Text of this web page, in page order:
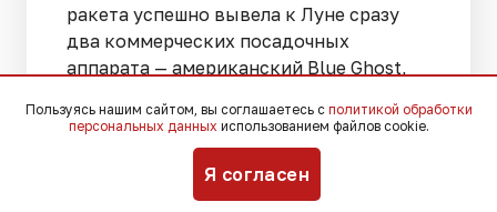
ракета успешно вывела к Луне сразу
два коммерческих посадочных
аппарата — американский Blue Ghost,
Aerospace, и японский модуль
Resilience. После выполнения основной
задачи первая ступень благополучно
вернулась на Землю, тогда как у второй
Пользуясь нашим сайтом, вы соглашаетесь с политикой обработки
персональных данных использованием файлов cookie.
Я согласен